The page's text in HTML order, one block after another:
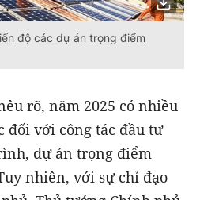
độ các dự án trọng điểm
rõ, năm 2025 có nhiều
đối với công tác đầu tư
dự án trọng điểm
nhiên, với sự chỉ đạo